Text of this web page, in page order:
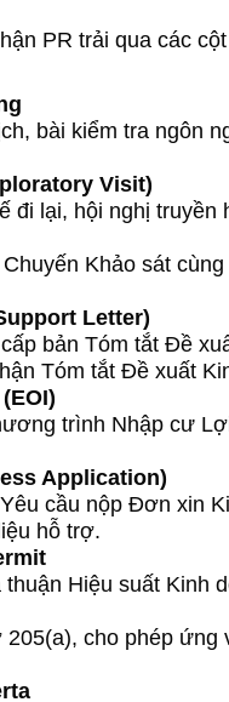
PR trải qua các
bài kiểm tra ngôn
Visit)
đi lại, hội nghị
Khảo sát
Letter)
bản Tóm tắt Đề
Tóm tắt Đề xuất
trình Nhập cư
Application)
cầu nộp Đơn xin
hỗ trợ.
Hiệu suất Kinh
cho phép